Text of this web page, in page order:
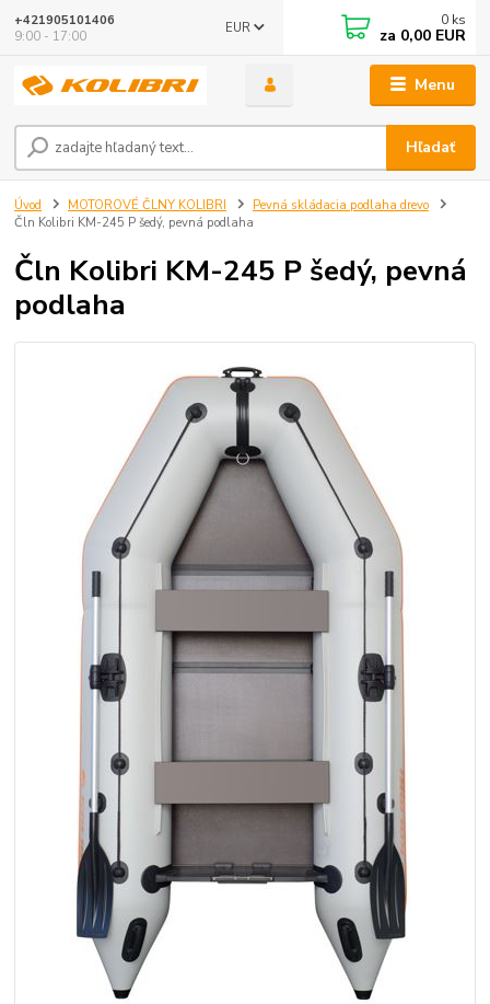
Menu
EUR
Hľadať
+421905101406
9:00 - 17:00
0 ks
za 0,00 EUR
Úvod MOTOROVÉ ČLNY KOLIBRI
Pevná skládacia podlaha drevo
Čln Kolibri KM-245 P šedý, pevná podlaha
Čln Kolibri KM-245 P šedý, pevná
podlaha